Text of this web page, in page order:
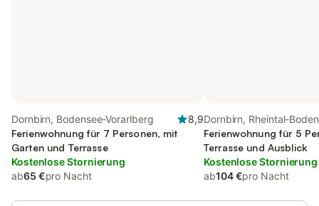
Dornbirn, Bodensee-Vorarlberg
8,9
Ferienwohnung für 7 Personen, mit
Garten und Terrasse
Kostenlose Stornierung
ab65 €pro Nacht
Dornbirn, Rheintal-
Ferienwohnung für 5
Terrasse und Ausblick
Kostenlose Stornierung
ab104 €pro Nacht